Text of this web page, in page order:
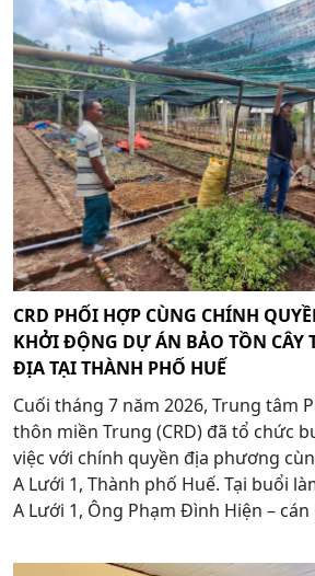
CRD PHỐI HỢP CÙNG CHÍNH
KHỞI ĐỘNG DỰ ÁN BẢO TỒN CÂY
ĐỊA TẠI THÀNH PHỐ HUẾ
Cuối tháng 7 năm 2026, Trung tâm
thôn miền Trung (CRD) đã tổ chức
việc với chính quyền địa phương
A Lưới 1, Thành phố Huế. Tại buổi
A Lưới 1, Ông Phạm Đình Hiện –